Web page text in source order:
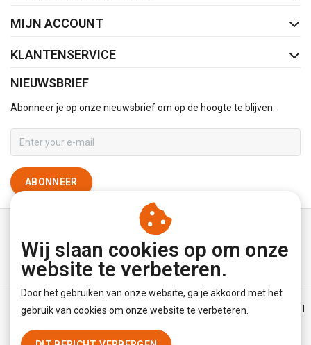
MIJN ACCOUNT
KLANTENSERVICE
NIEUWSBRIEF
Abonneer je op onze nieuwsbrief om op de hoogte te blijven.
ABONNEER
Algemene voorwaarden | Disclaimer | Privacy Policy
|
Wij slaan cookies op om onze
website te verbeteren.
Door het gebruiken van onze website, ga je akkoord met het
gebruik van cookies om onze website te verbeteren.